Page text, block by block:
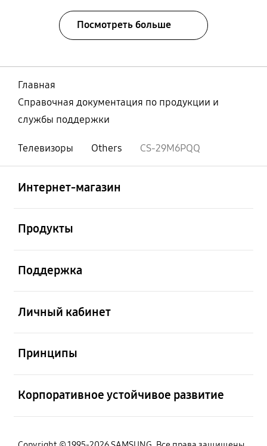
Посмотреть больше
Главная
Справочная документация по продукции и
службы поддержки
Телевизоры Others CS-29M6PQQ
Интернет-магазин
Продукты
Поддержка
Личный кабинет
Принципы
Корпоративное устойчивое развитие